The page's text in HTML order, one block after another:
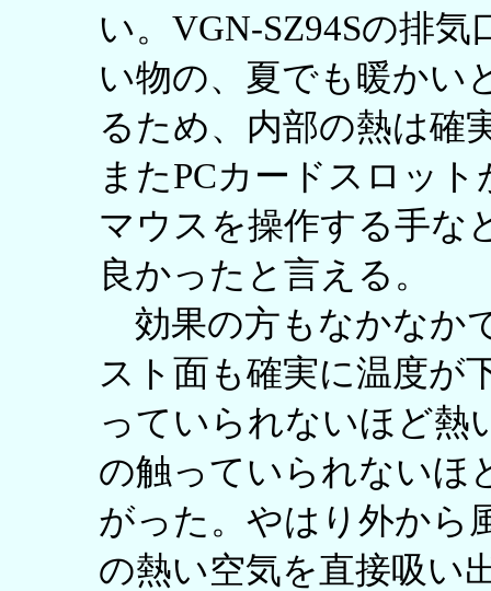
い。VGN-SZ94Sの排
い物の、夏でも暖かい
るため、内部の熱は確
またPCカードスロッ
マウスを操作する手な
良かったと言える。
効果の方もなかなか
スト面も確実に温度が
っていられないほど熱
の触っていられないほ
がった。やはり外から
の熱い空気を直接吸い